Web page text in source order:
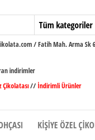
/ Fatih Mah. Arma Sk
indirimler
Çikolatası// İndirimli Ürünler
KIŞIYE ÖZEL